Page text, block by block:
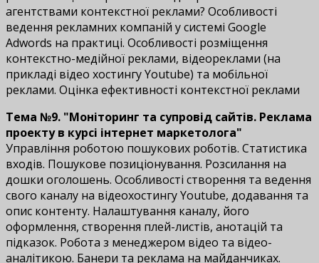
агентствами контекстної реклами? Особливості
ведення рекламних компаній у системі Google
Adwords на практиці. Особливості розміщення
контекстно-медійної реклами, відеореклами (на
прикладі відео хостингу Youtube) та мобільної
реклами. Оцінка ефективності контекстної реклами
Тема №9. "Моніторинг та супровід сайтів. Реклама
проекту в курсі інтернет маркетолога"
Управління роботою пошукових роботів. Статистика
входів. Пошукове позиціонування. Розсилання на
дошки оголошень. Особливості створення та ведення
свого каналу на відеохостингу Youtube, додавання та
опис контенту. Налаштування каналу, його
оформлення, створення плей-листів, анотацій та
підказок. Робота з менеджером відео та відео-
аналітикою. Банери та реклама на майданчиках.